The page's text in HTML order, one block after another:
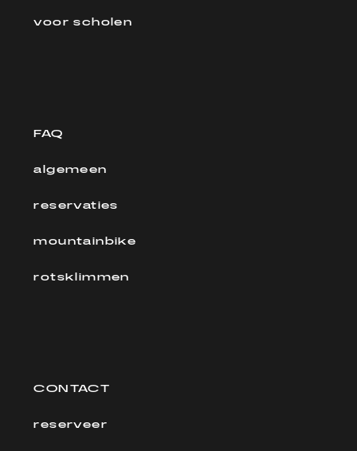
voor scholen
FAQ
algemeen
reservaties
mountainbike
rotsklimmen
CONTACT
reserveer